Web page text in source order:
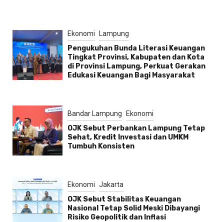
Ekonomi Lampung
Pengukuhan Bunda Literasi Keuangan
Tingkat Provinsi, Kabupaten dan Kota
di Provinsi Lampung, Perkuat Gerakan
Edukasi Keuangan Bagi Masyarakat
Bandar Lampung Ekonomi
OJK Sebut Perbankan Lampung Tetap
Sehat, Kredit Investasi dan UMKM
Tumbuh Konsisten
Ekonomi Jakarta
OJK Sebut Stabilitas Keuangan
Nasional Tetap Solid Meski Dibayangi
Risiko Geopolitik dan Inflasi